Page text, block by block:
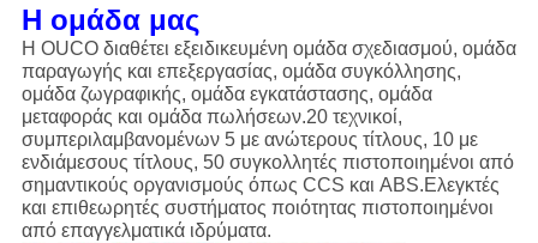
Η ομάδα μας
Η OUCO διαθέτει εξειδικευμένη ομάδα σχεδιασμού, ομάδα
παραγωγής και επεξεργασίας, ομάδα συγκόλλησης,
ομάδα ζωγραφικής, ομάδα εγκατάστασης, ομάδα
μεταφοράς και ομάδα πωλήσεων.20 τεχνικοί,
συμπεριλαμβανομένων 5 με ανώτερους τίτλους, 10 με
ενδιάμεσους τίτλους, 50 συγκολλητές πιστοποιημένοι από
σημαντικούς οργανισμούς όπως CCS και ABS.Ελεγκτές
και επιθεωρητές συστήματος ποιότητας πιστοποιημένοι
από επαγγελματικά ιδρύματα.